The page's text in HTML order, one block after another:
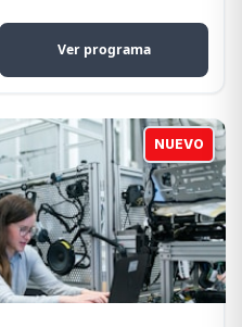
Ver programa
NUEVO